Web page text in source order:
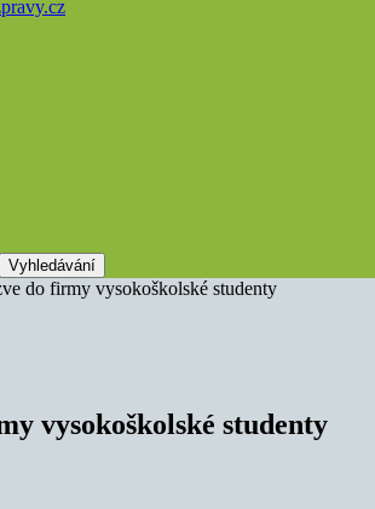
do firmy vysokoškolské studenty
vysokoškolské studenty